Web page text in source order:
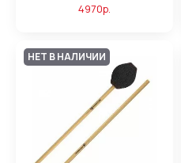
4970р.
НЕТ В НАЛИЧИИ